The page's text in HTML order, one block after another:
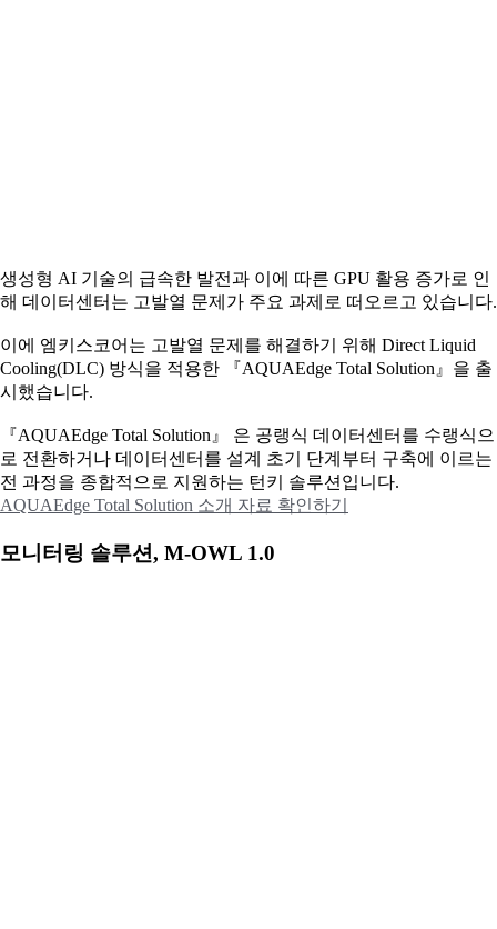
생성형 AI 기술의 급속한 발전과 이에 따른 GPU 활용 증가로 인
해 데이터센터는 고발열 문제가 주요 과제로 떠오르고 있습니다.
이에 엠키스코어는 고발열 문제를 해결하기 위해 Direct Liquid
Cooling(DLC) 방식을 적용한 『AQUAEdge Total Solution』을 출
시했습니다.
『AQUAEdge Total Solution』 은 공랭식 데이터센터를 수랭식으
로 전환하거나 데이터센터를 설계 초기 단계부터 구축에 이르는
전 과정을 종합적으로 지원하는 턴키 솔루션입니다.
AQUAEdge Total Solution 소개 자료 확인하기
모니터링 솔루션, M-OWL 1.0